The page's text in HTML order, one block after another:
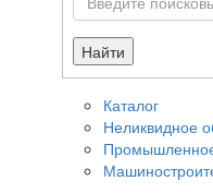
Найти
Каталог
Неликвидное